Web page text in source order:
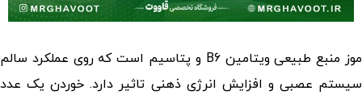
موز منبع طبیعی ویتامین B6 و پتاسیم است که روی عملکرد سالم
سیستم عصبی و افزایش انرژی ذهنی تاثیر دارد. خوردن یک عدد